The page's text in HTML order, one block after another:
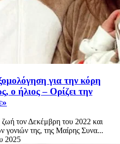
για την κόρη
ο ήλιος – Ορίζει την
τον Δεκέμβρη του 2022 και
γονιών της, της Μαίρης Συνα...
2025